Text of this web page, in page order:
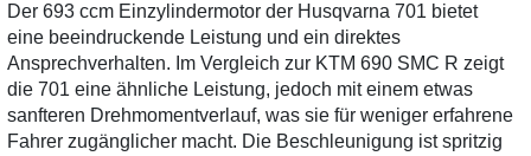
Der 693 ccm Einzylindermotor der Husqvarna 701 bietet
eine beeindruckende Leistung und ein direktes
Ansprechverhalten. Im Vergleich zur KTM 690 SMC R zeigt
die 701 eine ähnliche Leistung, jedoch mit einem etwas
sanfteren Drehmomentverlauf, was sie für weniger erfahrene
Fahrer zugänglicher macht. Die Beschleunigung ist spritzig